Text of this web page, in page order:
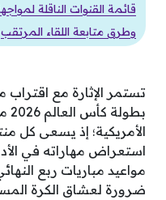
قائمة القنوات الناقلة
وطرق متابعة اللقاء المرتقب
تستمر الإثارة مع اقتراب
الأمريكية؛ إذ يسعى كل
استعراض مهاراته في
ضرورة لعشاق الكرة